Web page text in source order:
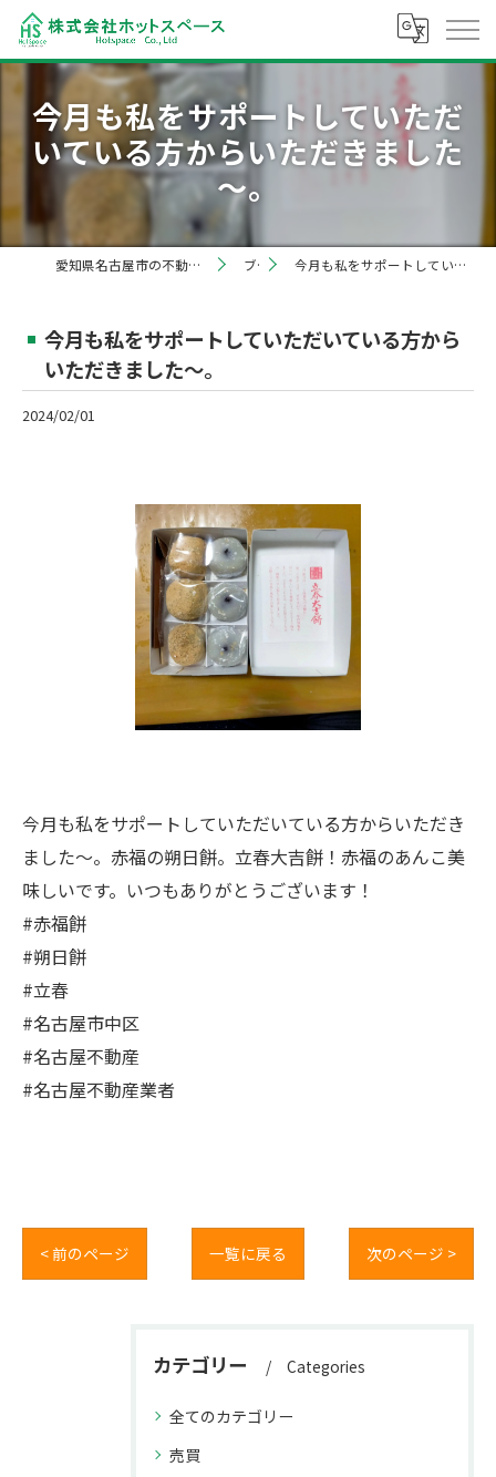
今月も私をサポートしていただ
いている方からいただきました
～。
愛知県名古屋市の不動産売却なら株式会社ホットスペース ブログ 今月も私をサポートしていただいている方からいただきました～。
今月も私をサポートしていただいている方から
いただきました～。
2024/02/01
今月も私をサポートしていただいている方からいただき
ました～。赤福の朔日餅。立春大吉餅！赤福のあんこ美
味しいです。いつもありがとうございます！
#赤福餅
#朔日餅
#立春
#名古屋市中区
#名古屋不動産
#名古屋不動産業者
< 前のページ 一覧に戻る 次のページ >
カテゴリー Categories
全てのカテゴリー
売買